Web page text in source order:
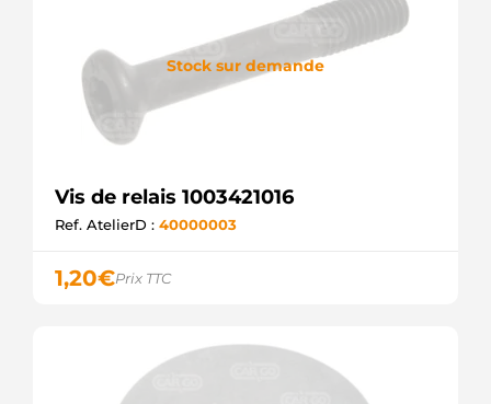
Stock sur demande
Vis de relais 1003421016
Ref. AtelierD : 40000003
1,20€Prix TTC